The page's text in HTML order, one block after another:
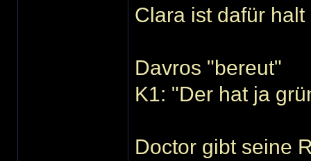
Clara ist dafür
Davros "bereut"
K1: "Der hat ja
Doctor gibt seine